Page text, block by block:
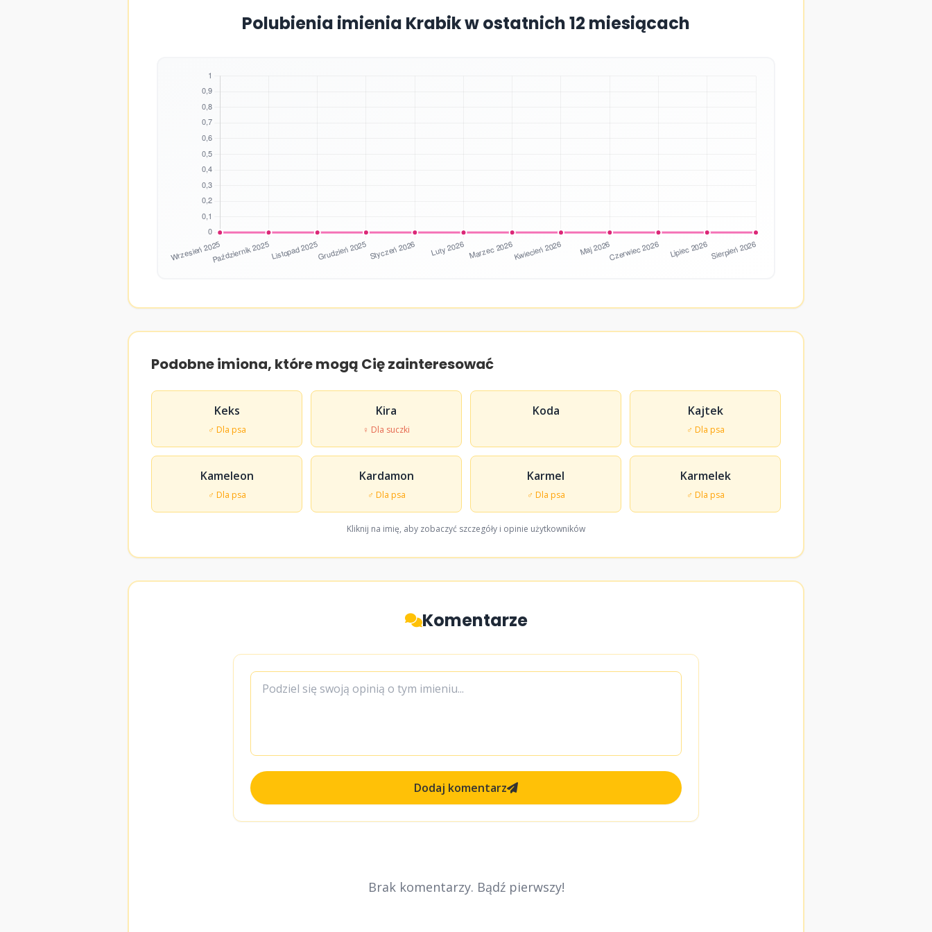
Polubienia imienia Krabik w ostatnich 12 miesiącach
Podobne imiona, które mogą Cię zainteresować
Keks
♂ Dla psa
Kira
♀ Dla suczki
Koda Kajtek
♂ Dla psa
Kameleon
♂ Dla psa
Kardamon
♂ Dla psa
Karmel
♂ Dla psa
Karmelek
♂ Dla psa
Kliknij na imię, aby zobaczyć szczegóły i opinie użytkowników
Komentarze
Dodaj komentarz
Brak komentarzy. Bądź pierwszy!